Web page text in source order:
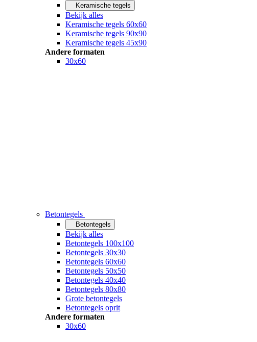
Keramische tegels
Bekijk alles
Keramische tegels 60x60
Keramische tegels 90x90
Keramische tegels 45x90
Andere formaten
30x60
Betontegels
Betontegels
Bekijk alles
Betontegels 100x100
Betontegels 30x30
Betontegels 60x60
Betontegels 50x50
Betontegels 40x40
Betontegels 80x80
Grote betontegels
Betontegels oprit
Andere formaten
30x60